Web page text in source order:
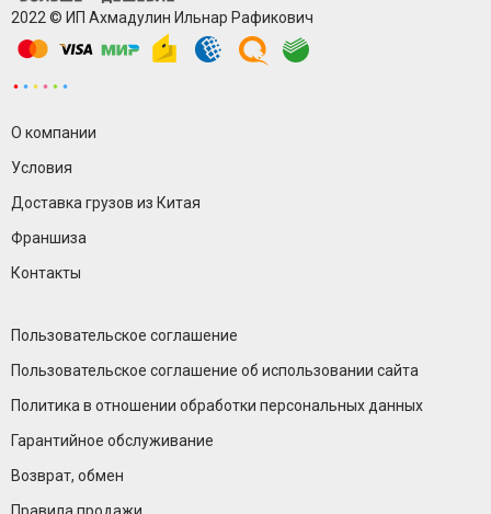
2022 © ИП Ахмадулин Ильнар Рафикович
О компании
Условия
Доставка грузов из Китая
Франшиза
Контакты
Пользовательское соглашение
Пользовательское соглашение об использовании сайта
Политика в отношении обработки персональных данных
Гарантийное обслуживание
Возврат, обмен
Правила продажи